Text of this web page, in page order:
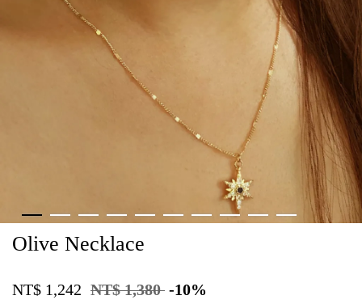
Olive Necklace
NT$ 1,242 NT$ 1,380 -10%